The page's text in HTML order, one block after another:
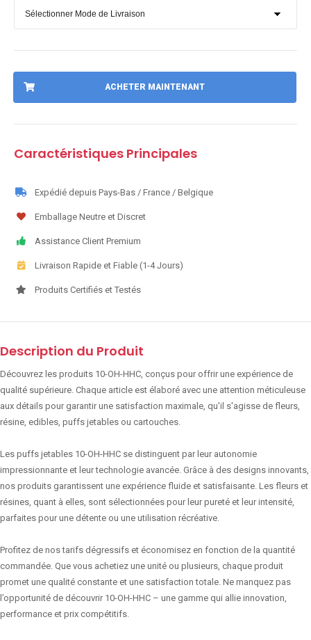
ACHETER MAINTENANT
Caractéristiques Principales
Expédié depuis Pays-Bas / France / Belgique
Emballage Neutre et Discret
Assistance Client Premium
Livraison Rapide et Fiable (1-4 Jours)
Produits Certifiés et Testés
Description du Produit
Découvrez les produits 10-OH-HHC, conçus pour offrir une expérience de
qualité supérieure. Chaque article est élaboré avec une attention méticuleuse
aux détails pour garantir une satisfaction maximale, qu'il s'agisse de fleurs,
résine, edibles, puffs jetables ou cartouches.
Les puffs jetables 10-OH-HHC se distinguent par leur autonomie
impressionnante et leur technologie avancée. Grâce à des designs innovants,
nos produits garantissent une expérience fluide et satisfaisante. Les fleurs et
résines, quant à elles, sont sélectionnées pour leur pureté et leur intensité,
parfaites pour une détente ou une utilisation récréative.
Profitez de nos tarifs dégressifs et économisez en fonction de la quantité
commandée. Que vous achetiez une unité ou plusieurs, chaque produit
promet une qualité constante et une satisfaction totale. Ne manquez pas
l’opportunité de découvrir 10-OH-HHC – une gamme qui allie innovation,
performance et prix compétitifs.